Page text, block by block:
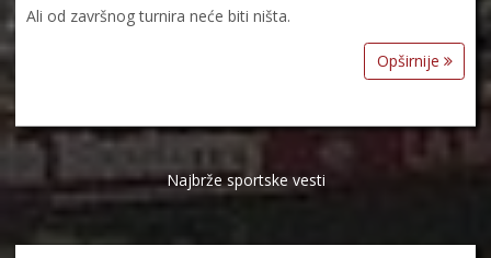
Ali od završnog turnira neće biti ništa.
Opširnije
Najbrže sportske vesti